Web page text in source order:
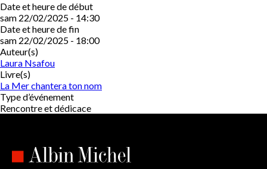
Date et heure de début
sam 22/02/2025 - 14:30
Date et heure de fin
sam 22/02/2025 - 18:00
Auteur(s)
Laura Nsafou
Livre(s)
La Mer chantera ton nom
Type d’événement
Rencontre et dédicace